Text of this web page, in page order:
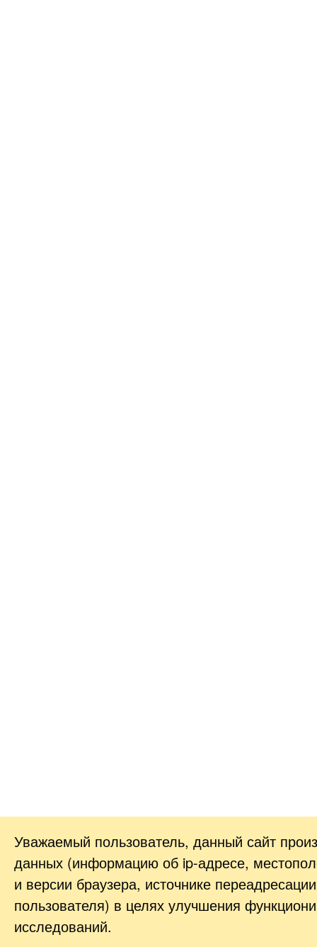
Уважаемый пользователь, данный сайт
данных (информацию об ip-адресе,
и версии браузера, источнике
пользователя) в целях улучшения
исследований.